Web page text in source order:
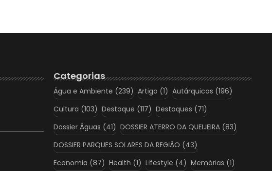
Categorias
Água e Ambiente (239) Artigo (1) Autárquicas (196)
Cultura (103) Destaque (117) Destaques (71)
Dossier Águas (41) DOSSIER ATERRO DA QUEIJEIRA (83)
DOSSIER PARQUES SOLARES DA REGIÃO (43)
Economia (87) Health (1) Lifestyle (4) Memórias (1)